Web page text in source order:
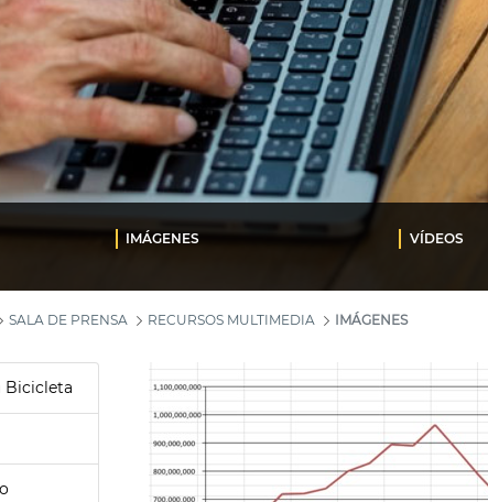
IMÁGENES VÍDEOS
SALA DE PRENSA RECURSOS MULTIMEDIA IMÁGENES
Bicicleta